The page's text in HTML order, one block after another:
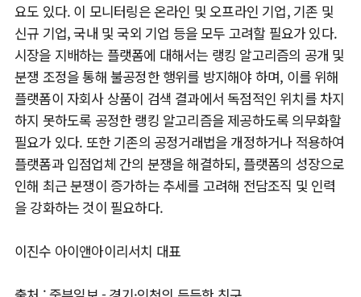
요도 있다. 이 모니터링은 온라인 및 오프라인 기업, 기존 및
신규 기업, 국내 및 국외 기업 등을 모두 고려할 필요가 있다.
시장을 지배하는 플랫폼에 대해서는 랭킹 알고리즘의 공개 및
분쟁 조정을 통해 불공정한 행위를 방지해야 하며, 이를 위해
플랫폼이 자회사 상품이 검색 결과에서 독점적인 위치를 차지
하지 못하도록 공정한 랭킹 알고리즘을 제공하도록 의무화할
필요가 있다. 또한 기존의 공정거래법을 개정하거나 적용하여
플랫폼과 입점업체 간의 분쟁을 해결하되, 플랫폼의 성장으로
인해 최근 분쟁이 증가하는 추세를 고려해 전담조직 및 인력
을 강화하는 것이 필요하다.
이진수 아이앤아이리서치 대표